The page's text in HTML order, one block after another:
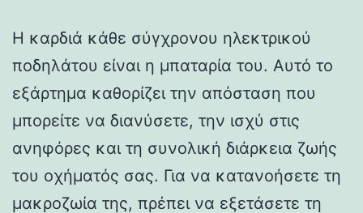
Η καρδιά κάθε σύγχρονου ηλεκτρικού
ποδηλάτου είναι η μπαταρία του. Αυτό το
εξάρτημα καθορίζει την απόσταση που
μπορείτε να διανύσετε, την ισχύ στις
ανηφόρες και τη συνολική διάρκεια ζωής
του οχήματός σας. Για να κατανοήσετε τη
μακροζωία της, πρέπει να εξετάσετε τη